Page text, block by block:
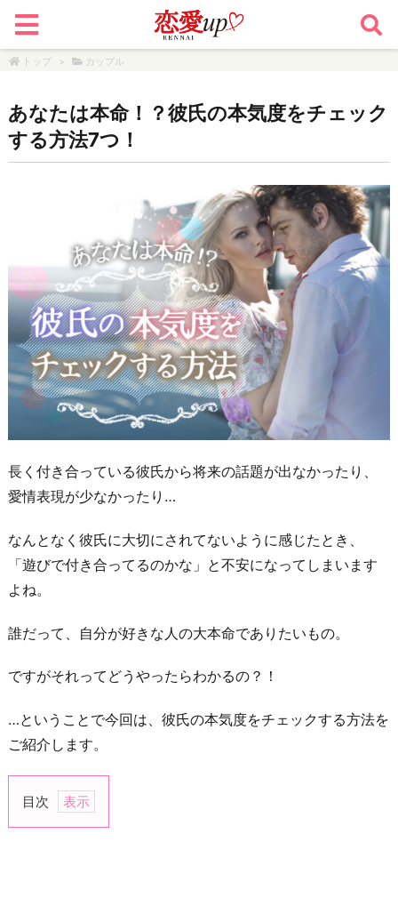
トップ > カップル
あなたは本命！？彼氏の本気度をチェック
する方法7つ！
長く付き合っている彼氏から将来の話題が出なかったり、
愛情表現が少なかったり…
なんとなく彼氏に大切にされてないように感じたとき、
「遊びで付き合ってるのかな」と不安になってしまいます
よね。
誰だって、自分が好きな人の大本命でありたいもの。
ですがそれってどうやったらわかるの？！
…ということで今回は、彼氏の本気度をチェックする方法を
ご紹介します。
目次
1.